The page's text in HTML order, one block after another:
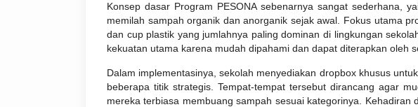
Konsep dasar Program PESONA sebenarnya sangat sederhana,
memilah sampah organik dan anorganik sejak awal. Fokus utama
dan cup plastik yang jumlahnya paling dominan di lingkungan
kekuatan utama karena mudah dipahami dan dapat diterapkan oleh
Dalam implementasinya, sekolah menyediakan dropbox khusus
beberapa titik strategis. Tempat-tempat tersebut dirancang agar
mereka terbiasa membuang sampah sesuai kategorinya. Kehadiran